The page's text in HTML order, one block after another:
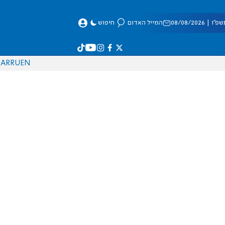
08/2026 המייל האדום חיפוש
EN
RU
AR